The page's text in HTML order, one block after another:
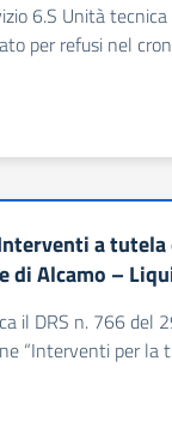
6.S Unità
per refusi nel
a
di Alcamo –
il DRS n. 766
“Interventi per